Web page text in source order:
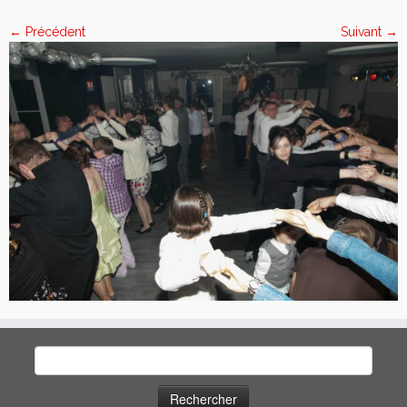
← Précédent Suivant →